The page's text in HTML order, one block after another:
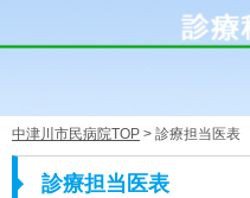
中津川市民病院TOP > 診療担当医表
診療担当医表